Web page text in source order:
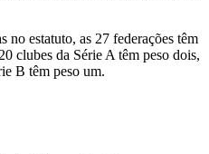
no estatuto, as 27 federações têm
clubes da Série A têm peso dois,
B têm peso um.